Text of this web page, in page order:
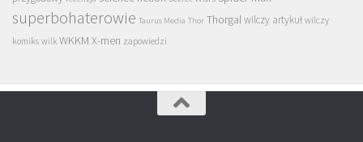
superbohaterowie Taurus Media Thor Thorgal wilczy artykuł wilczy
komiks wilk WKKM X-men zapowiedzi